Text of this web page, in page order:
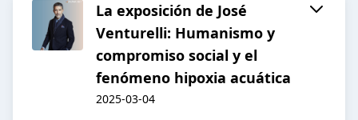
La exposición de José
Venturelli: Humanismo y
compromiso social y el
fenómeno hipoxia acuática
2025-03-04